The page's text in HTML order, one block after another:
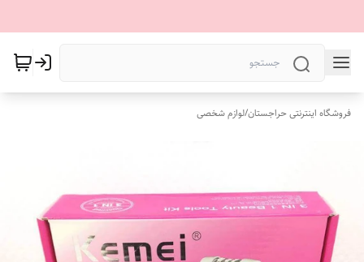
فروشگاه اینترنتی حراجستان/لوازم شخصی